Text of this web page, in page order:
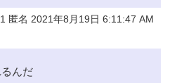
匿名 2021年8月19日 6:11:47 AM
んだ